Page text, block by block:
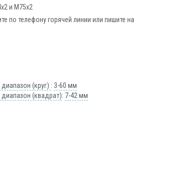
и М75х2
по телефону горячей линии или пишите на
(круг) :3-60 мм
(квадрат): 7-42 мм